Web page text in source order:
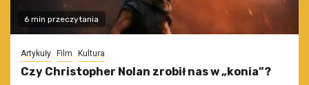
6 min przeczytania
Artykuły Film Kultura
Czy Christopher Nolan zrobił nas w „konia”?